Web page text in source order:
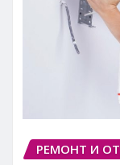
РЕМОНТ И